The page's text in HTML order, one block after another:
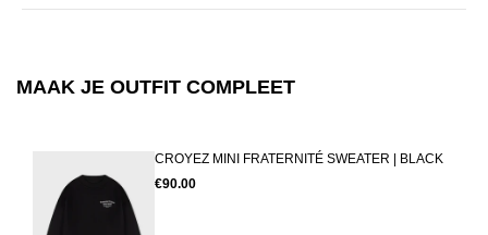
MAAK JE OUTFIT COMPLEET
CROYEZ MINI FRATERNITÉ SWEATER | BLACK
€90.00